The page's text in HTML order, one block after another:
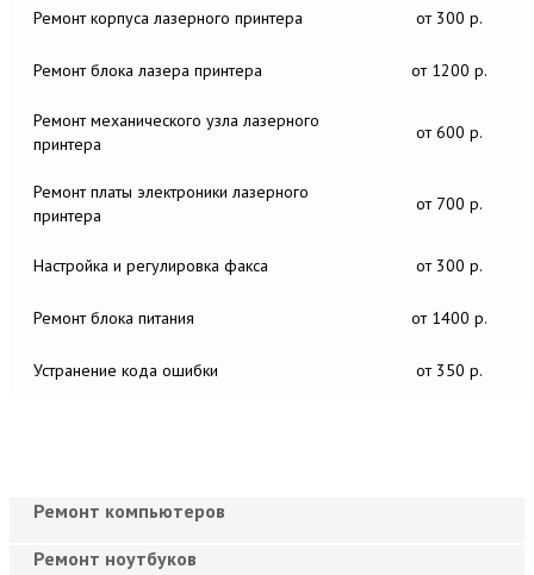
Ремонт корпуса лазерного принтера от 300 р.
Ремонт блока лазера принтера от 1200 р.
Ремонт механического узла лазерного
принтера
от 600 р.
Ремонт платы электроники лазерного
принтера
от 700 р.
Настройка и регулировка факса от 300 р.
Ремонт блока питания от 1400 р.
Устранение кода ошибки от 350 р.
Ремонт компьютеров
Ремонт ноутбуков